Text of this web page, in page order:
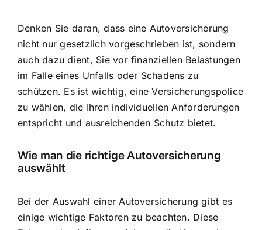
Denken Sie daran, dass eine Autoversicherung
nicht nur gesetzlich vorgeschrieben ist, sondern
auch dazu dient, Sie vor finanziellen Belastungen
im Falle eines Unfalls oder Schadens zu
schützen. Es ist wichtig, eine Versicherungspolice
zu wählen, die Ihren individuellen Anforderungen
entspricht und ausreichenden Schutz bietet.
Wie man die richtige Autoversicherung
auswählt
Bei der Auswahl einer Autoversicherung gibt es
einige wichtige Faktoren zu beachten. Diese